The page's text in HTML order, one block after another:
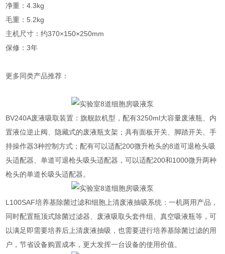
净重：4.3kg
毛重：5.2kg
主机尺寸：约370×150×250mm
保修：3年
更多同类产品推荐：
BV240A废液吸取装置：旗舰款机型，配有3250ml大容量废液瓶、内
置液位逆止阀、隐藏式的废液瓶支架；具有面板开关、脚踏开关、手
持操作器3种控制方式；配有可以适配200微升枪头的8道可退枪头吸
头适配器、单道可退枪头吸头适配器，可以适配200和1000微升两种
枪头的单道长吸头适配器。
L100SAF培养基除菌过滤和细胞上清废液抽吸系统：一机两用产品，
同时配置瓶顶式除菌过滤器、废液吸取头套件组、真空吸液瓶等，可
以满足即需要培养后上清废液抽吸，也需要进行培养基除菌过滤的用
户，节省设备购置成本，更大发挥一台设备的使用价值。